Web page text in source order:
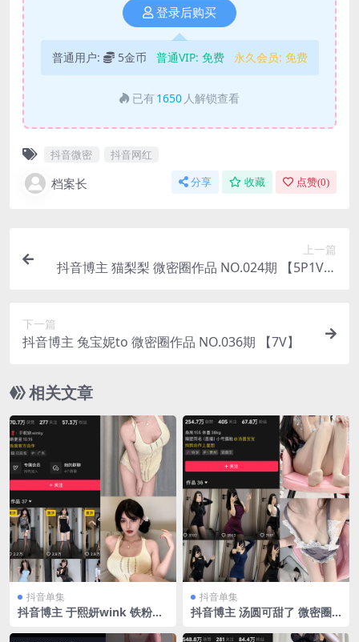
登录后购买
普通用户: 5金币 普通VIP: 免费 永久会员: 免费
已有 1650 人解锁查看
抖音微密 抖音网红
档案长 分享 收藏 点赞(0)
上一篇
抖音博主 猫梨梨 微密圈作品 NO.024期 【5P1V】
下一篇
抖音博主 兔宝妮to 微密圈作品 NO.036期 【7V】
相关文章
抖音单集
抖音博主 于熙妍wink 铁粉空
新至：2024.10.8
抖音单集
抖音博主 汤圆可甜了 微密圈